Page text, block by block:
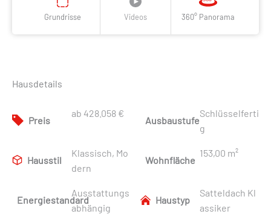
Grundrisse Videos 360° Panorama
Hausdetails
Preis
ab 428.058 €
Ausbaustufe
Schlüsselferti
g
Hausstil
Klassisch, Mo
dern
Wohnfläche
153,00 m²
Energiestandard
Ausstattungs
abhängig
Haustyp
Satteldach Kl
assiker